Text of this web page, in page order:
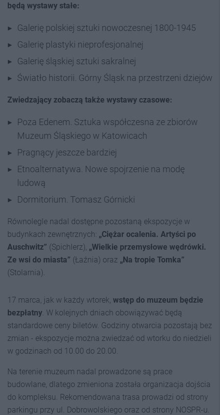
będą wystawy stałe:
Galerię polskiej sztuki nowoczesnej 1800-1945
Galerię plastyki nieprofesjonalnej
Galerię śląskiej sztuki sakralnej
Światło historii. Górny Śląsk na przestrzeni dziejów
Zwiedzający zobaczą także wystawy czasowe:
Poza Edenem. Sztuka współczesna ze zbiorów
Muzeum Śląskiego w Katowicach
Pragnący jeszcze bardziej
Etnoalternatywa. Nowe spojrzenie na modę
ludową
Dormitorium. Tomasz Górnicki
Równolegle nadal dostępne pozostaną ekspozycje w
budynkach zewnętrznych: „Ciężar ocalenia. Artyści po
Auschwitz” (Spichlerz), „Wielkie przemysłowe wędrówki.
Ze wsi do miasta” (Łaźnia) oraz „Na tropie Tomka”
(Stolarnia).
17 marca, jak w każdy wtorek, wstęp do muzeum będzie
bezpłatny . W kolejnych dniach obowiązywać będą
standardowe ceny biletów. Godziny otwarcia pozostają bez
zmian - ekspozycje można zwiedzać od wtorku do niedzieli
w godzinach od 10.00 do 20.00.
Na terenie muzeum nadal prowadzone są prace
budowlane, dlatego zmieniona została organizacja dojścia
do kompleksu. Rekomendowana trasa prowadzi od strony
parkingu przy ul. Dobrowolskiego oraz od strony NOSPR-u.